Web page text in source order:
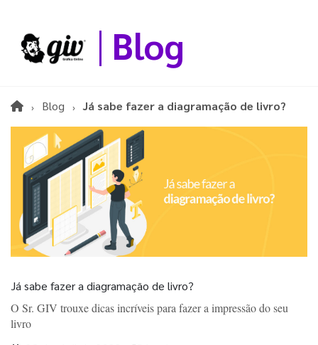
Blog
Blog Já sabe fazer a diagramação de livro?
Já sabe fazer a diagramação de livro?
O Sr. GIV trouxe dicas incríveis para fazer a impressão do seu
livro